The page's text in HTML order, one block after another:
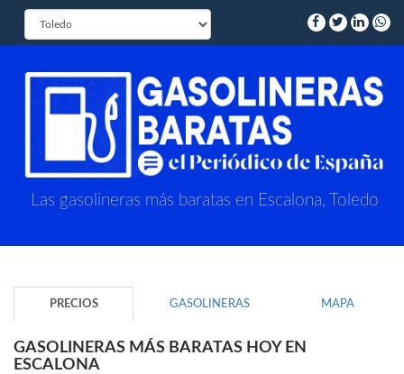
Las gasolineras más baratas en Escalona, Toledo
PRECIOS GASOLINERAS MAPA
GASOLINERAS MÁS BARATAS HOY EN
ESCALONA